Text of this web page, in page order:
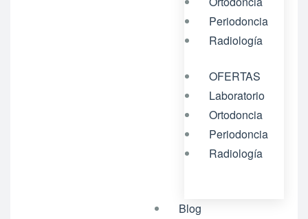
Periodoncia
Radiología
OFERTAS
Laboratorio
Ortodoncia
Periodoncia
Radiología
Blog